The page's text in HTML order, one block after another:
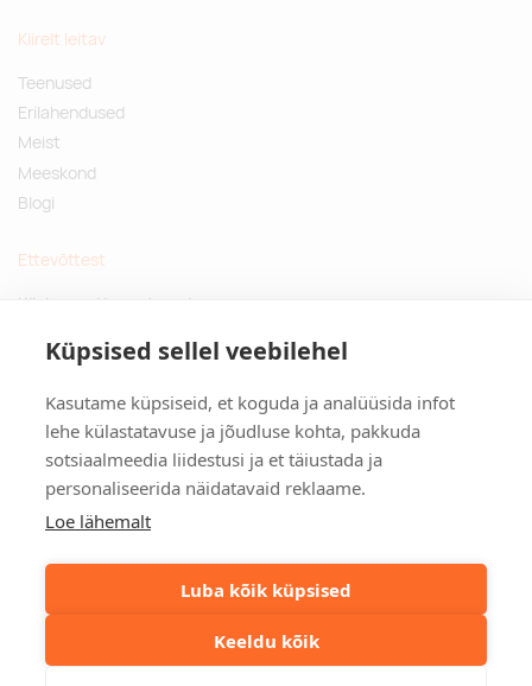
Küpsised sellel veebilehel
Kasutame küpsiseid, et koguda ja analüüsida infot
lehe külastatavuse ja jõudluse kohta, pakkuda
sotsiaalmeedia liidestusi ja et täiustada ja
personaliseerida näidatavaid reklaame.
Loe lähemalt
Luba kõik küpsised
Keeldu kõik
Kiirelt leitav
Teenused
Erilahendused
Meist
Meeskond
Blogi
Ettevõttest
Küsimused ja vastused
Privaatsuspoliitika
Kontakt
Tulika põik 3, Tallinn
info@kinkston.ee
+372 6989 100
Sotsiaalmeedia